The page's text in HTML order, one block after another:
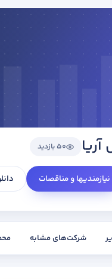
50 بازدید
نیازمندیها و مناقصات
شرکت‌های مشابه